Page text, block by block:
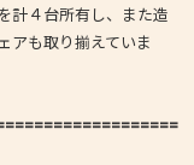
計４台所有し、また造
アも取り揃えていま